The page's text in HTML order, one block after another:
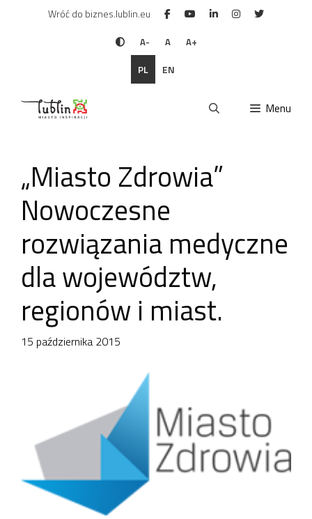
Wróć do biznes.lublin.eu
A- A A+
PL EN
Menu
„Miasto Zdrowia”
Nowoczesne
rozwiązania medyczne
dla województw,
regionów i miast.
15 października 2015